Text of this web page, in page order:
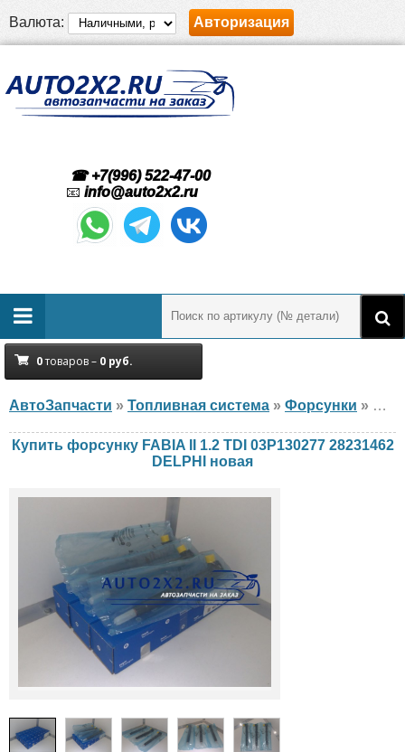
Валюта: Авторизация
☎ +7(996) 522-47-00
📧 info@auto2x2.ru
0товаров – 0 руб.
АвтоЗапчасти » Топливная система » Форсунки »
Купить форсунку FABIA II 1.2 TDI 03P130277 28231462
DELPHI новая